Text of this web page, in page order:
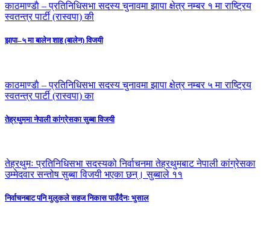
काठमाण्डाै – प्रतिनिधिसभा सदस्य चुनावमा झापा क्षेत्र नम्बर १ मा राष्ट्रिय
स्वतन्त्र पार्टी (रास्वपा) की
झापा–५ मा बालेन शाह (बालेन) विजयी
काठमाण्डाै – प्रतिनिधिसभा सदस्य चुनावमा झापा क्षेत्र नम्बर ५ मा राष्ट्रिय
स्वतन्त्र पार्टी (रास्वपा) का
तेह्रथुममा नेपाली कांग्रेसका सुब्बा विजयी
तेह्रथुमः प्रतिनिधिसभा सदस्यको निर्वाचनमा तेह्रथुमबाट नेपाली कांग्रेसका
उम्मेदवार सन्तोष सुब्बा विजयी भएका छन्। सुब्बाले ११
निर्वाचनबाट पनि मुलुकले सहज निकास पाउँदैनः भुसाल